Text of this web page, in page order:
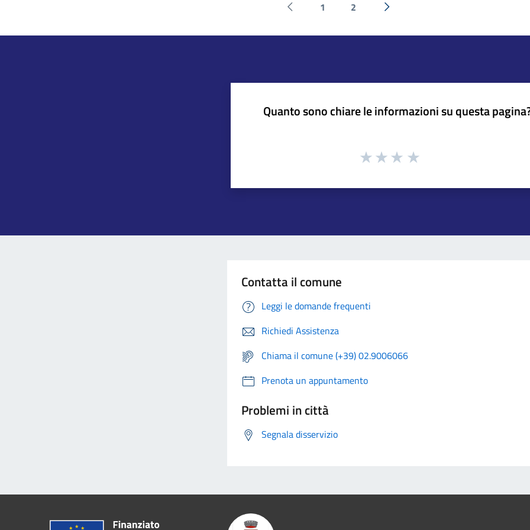
Pagina precedente
1 2
Successiva »
Quanto sono chiare le informazioni su questa
Contatta il comune
Leggi le domande frequenti
Richiedi Assistenza
Chiama il comune (+39) 02.9006066
Prenota un appuntamento
Problemi in città
Segnala disservizio